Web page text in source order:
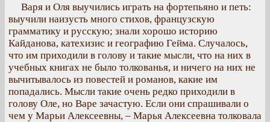
Варя и Оля выучились играть на фортепьяно и петь:
выучили наизусть много стихов, французскую
грамматику и русскую; знали хорошо историю
Кайданова, катехизис и географию Гейма. Случалось,
что им приходили в голову и такие мысли, что на них в
учебных книгах не было толкованья, и ничего на них не
вычитывалось из повестей и романов, какие им
попадались. Мысли такие очень редко приходили в
голову Оле, но Варе зачастую. Если они спрашивали о
чем у Марьи Алексеевны, – Марья Алексеевна толковала